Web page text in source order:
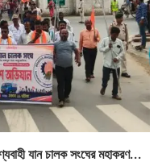
যান চালক সংঘের মহাকরণ...